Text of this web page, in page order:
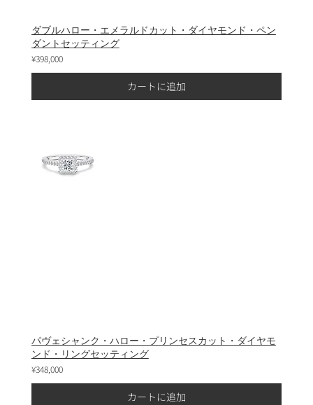
ダブルハロー・エメラルドカット・ダイヤモンド・ペン
ダントセッティング
¥398,000
カートに追加
パヴェシャンク・ハロー・プリンセスカット・ダイヤモ
ンド・リングセッティング
¥348,000
カートに追加